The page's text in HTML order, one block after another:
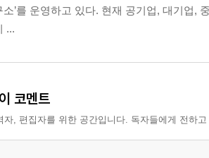
소’를 운영하고 있다. 현재 공기업, 대기업,
...
코멘트
자, 편집자를 위한 공간입니다. 독자들에게 전하